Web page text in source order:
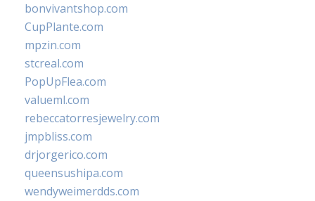
bonvivantshop.com
CupPlante.com
mpzin.com
stcreal.com
PopUpFlea.com
valueml.com
rebeccatorresjewelry.com
jmpbliss.com
drjorgerico.com
queensushipa.com
wendyweimerdds.com